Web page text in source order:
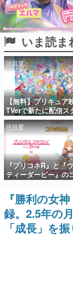
ピック
電ファミのいま読
アプリセール情報
インタビュー
連載・
殿
SNS
ど。
事を
ゲ
名作
聞き
きます
いま読ま
注目度
【無料】プリキュア
TVerで新たに配信ス
んと2018年～2024
すべてが見放題に、
ありえないラインナ
注目度
『プリコネR』と『
ティーダービー』の
定！“最大170連無料
キャンペーンなども
『勝利の女
録。2.5年の
「成長」を